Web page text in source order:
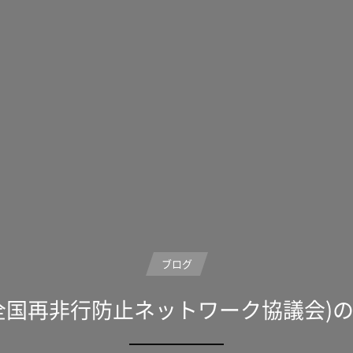
ブログ
再非行防止ネットワーク協議会)